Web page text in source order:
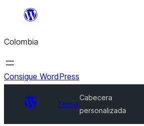
Saltar
contenido
Colombia
Consigue WordPress
Temas
Cabecera
personalizada